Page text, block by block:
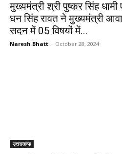
मुख्यमंत्री श्री पुष्कर सिंह धामी
धन सिंह रावत ने मुख्यमंत्री
सदन में 05 विषयों में...
Naresh Bhatt - October 28, 2024
उत्तराखण्ड